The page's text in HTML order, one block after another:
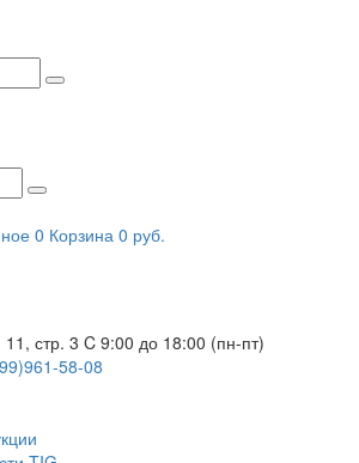
0 Корзина 0 руб.
стр. 3 C 9:00 до 18:00 (пн-пт)
58-08